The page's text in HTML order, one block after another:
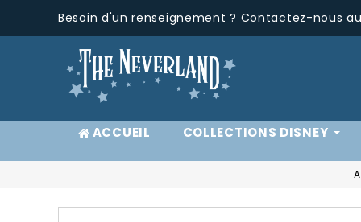
Besoin d'un renseignement ? Contactez-nous
ACCUEIL COLLECTIONS DISNEY